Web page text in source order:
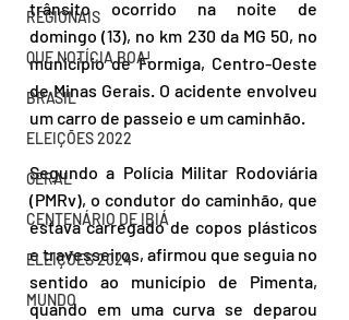
REGIONAIS
QUE NOTÍCIA BOA!
BRASIL
ELEIÇÕES 2022
GERAL
CENTENÁRIO DE IBIÁ
ELEIÇÕES 2024
MUNDO
trânsito ocorrido na noite de
domingo (13), no km 230 da MG 50, no
município de Formiga, Centro-Oeste
de Minas Gerais. O acidente envolveu
um carro de passeio e um caminhão.
Segundo a Polícia Militar Rodoviária
(PMRv), o condutor do caminhão, que
estava carregado de copos plásticos
e travesseiros, afirmou que seguia no
sentido ao município de Pimenta,
quando em uma curva se deparou